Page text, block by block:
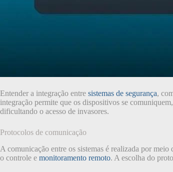
Entender a integração entre sistemas de segurança,
integração permite que os dispositivos se
dificultando o acesso de invasores.
Protocolos de comunicação
A comunicação entre os sistemas é realizada por
o controle e monitoramento remoto. A escolha do